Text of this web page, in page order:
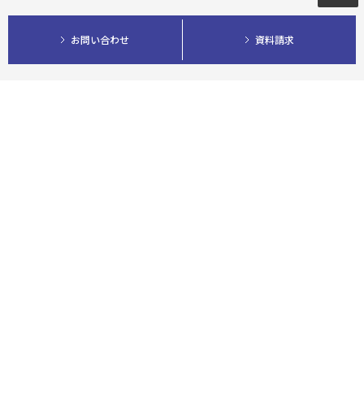
お問い合わせ 資料請求